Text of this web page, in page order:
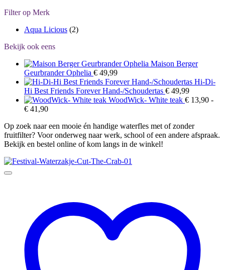
Filter op Merk
Aqua Licious (2)
Bekijk ook eens
Maison Berger
Geurbrander Ophelia € 49,99
Hi-Di-
Hi Best Friends Forever Hand-/Schoudertas € 49,99
WoodWick- White teak € 13,90 -
€ 41,90Prijsklasse:
tot
€ 41,90
Op zoek naar een mooie én handige waterfles met of zonder
fruitfilter? Voor onderweg naar werk, school of een andere afspraak.
Bekijk en bestel online of kom langs in de winkel!